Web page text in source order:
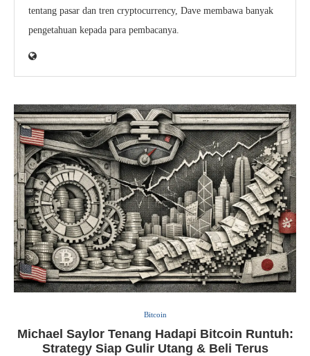
tentang pasar dan tren cryptocurrency, Dave membawa banyak
pengetahuan kepada para pembacanya.
Bitcoin
Michael Saylor Tenang Hadapi Bitcoin Runtuh:
Strategy Siap Gulir Utang & Beli Terus